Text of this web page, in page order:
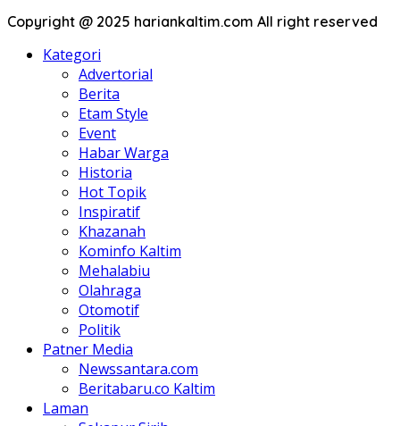
Copyright @ 2025 hariankaltim.com All right reserved
Kategori
Advertorial
Berita
Etam Style
Event
Habar Warga
Historia
Hot Topik
Inspiratif
Khazanah
Kominfo Kaltim
Mehalabiu
Olahraga
Otomotif
Politik
Patner Media
Newssantara.com
Beritabaru.co Kaltim
Laman